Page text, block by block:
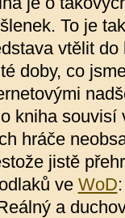
To je
vtělit
doby, co
kniha souvisí
hráče
jistě
ve WoD:
a